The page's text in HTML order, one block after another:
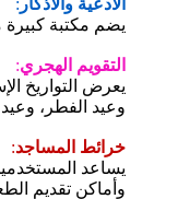
يضم مكتبة كبيرة
التقويم الهجري:
يعرض التواريخ
وعيد الفطر،
خرائط المساجد:
يساعد
وأماكن تقديم